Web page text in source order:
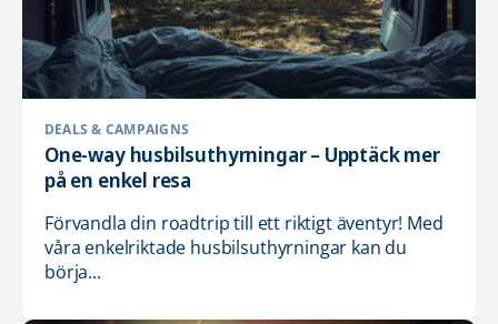
DEALS & CAMPAIGNS
One-way husbilsuthyrningar – Upptäck mer
på en enkel resa
Förvandla din roadtrip till ett riktigt äventyr! Med
våra enkelriktade husbilsuthyrningar kan du
börja...